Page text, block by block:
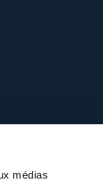
médias